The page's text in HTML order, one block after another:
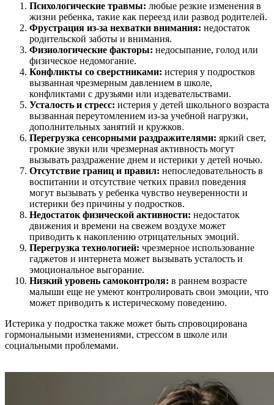
Психологические травмы: любые резкие изменения в
жизни ребенка, такие как переезд или развод родителей.
Фрустрация из-за нехватки внимания: недостаток
родительской заботы и внимания.
Физиологические факторы: недосыпание, голод или
физическое недомогание.
Конфликты со сверстниками: истерия у подростков
вызванная чрезмерным давлением в школе,
конфликтами с друзьями или издевательствами.
Усталость и стресс: истерия у детей школьного возраста
вызванная переутомлением из-за учебной нагрузки,
дополнительных занятий и кружков.
Перегрузка сенсорными раздражителями: яркий свет,
громкие звуки или чрезмерная активность могут
вызывать раздражение днем и истерики у детей ночью.
Отсутствие границ и правил: непоследовательность в
воспитании и отсутствие четких правил поведения
могут вызывать у ребенка чувство неуверенности и
истерики без причины у подростков.
Недостаток физической активности: недостаток
движения и времени на свежем воздухе может
приводить к накоплению отрицательных эмоций.
Перегрузка технологией: чрезмерное использование
гаджетов и интернета может вызывать усталость и
эмоциональное выгорание.
Низкий уровень самоконтроля: в раннем возрасте
малыши еще не умеют контролировать свои эмоции, что
может приводить к истерическому поведению.
Истерика у подростка также может быть спровоцирована
гормональными изменениями, стрессом в школе или
социальными проблемами.